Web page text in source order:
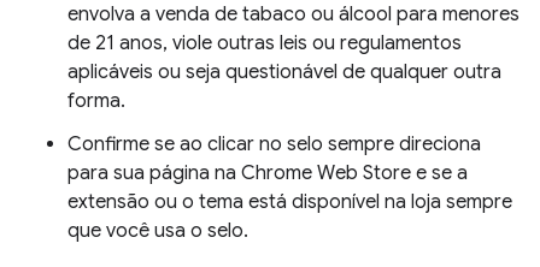
envolva a venda de tabaco ou álcool para menores
de 21 anos, viole outras leis ou regulamentos
aplicáveis ou seja questionável de qualquer outra
forma.
Confirme se ao clicar no selo sempre direciona
para sua página na Chrome Web Store e se a
extensão ou o tema está disponível na loja sempre
que você usa o selo.